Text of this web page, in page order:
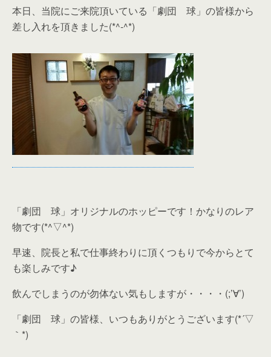
本日、当院にご来院頂いている「劇団 球」の皆様から
差し入れを頂きました(*^-^*)
「劇団 球」オリジナルのホッピーです！かなりのレア
物です(*^▽^*)
早速、院長と私で仕事終わりに頂くつもりで今からとて
も楽しみです♪
飲んでしまうのが勿体ない気もしますが・・・・(;’∀’)
「劇団 球」の皆様、いつもありがとうございます(*´▽
｀*)